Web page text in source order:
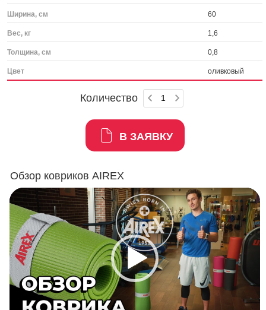
Ширина, см 60
Вес, кг 1,6
Толщина, см 0,8
Цвет оливковый
Количество
В ЗАЯВКУ
Обзор ковриков AIREX